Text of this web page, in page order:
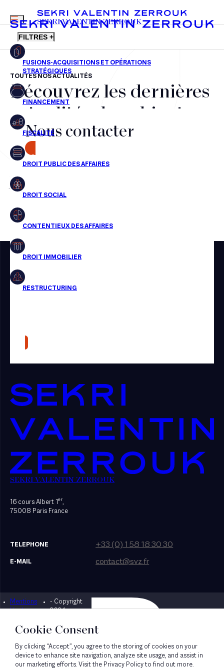
FR EN
MENU
SEKRI VALENTIN ZERROUK
FILTRES +
Fusions-acquisitions et opérations stratégiques
Financement
Fiscalité
Droit public des affaires
Droit social
Droit immobilier
Restructuring
Presse
TOUTES NOS ACTUALITÉS
Découvrez les dernières
actualités du cabinet,
nos récompenses et nos
transactions, jour après
jour
Aucun résultats pour cette recherche
Nous contacter
SEKRI VALENTIN ZERROUK
16 cours Albert 1er,
75008 Paris France
TELEPHONE +33 (0) 1 58 18 30 30
E-MAIL contact@svz.fr
Mentions
légales
- Copyright
2024
Designed by Bonhomme
Cookie Consent
By clicking “Accept”, you agree to the storing of cookies on your
device to enhance site navigation, analyze site usage, and assist in
our marketing efforts. Visit the Privacy Policy to find out more.